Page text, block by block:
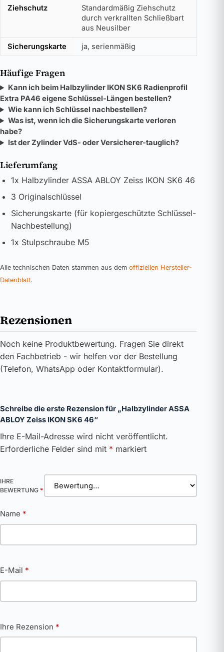
Ziehschutz
Standardmäßig Ziehschutz
durch verkrallten Schließbart
aus Neusilber
Sicherungskarte ja, serienmäßig
Häufige Fragen
Kann ich beim Halbzylinder IKON SK6 Radienprofil
Extra PA46 eigene Schlüssel-Längen bestellen?
Wie kann ich Schlüssel nachbestellen?
Was ist, wenn ich die Sicherungskarte verloren
habe?
Ist der Zylinder VdS- oder Versicherer-tauglich?
Lieferumfang
1x Halbzylinder ASSA ABLOY Zeiss IKON SK6 46
3 Originalschlüssel
Sicherungskarte (für kopiergeschützte Schlüssel-
Nachbestellung)
1x Stulpschraube M5
Alle technischen Daten stammen aus dem offiziellen Hersteller-
Datenblatt.
Rezensionen
Noch keine Produktbewertung. Fragen Sie direkt
den Fachbetrieb - wir helfen vor der Bestellung
(Telefon, WhatsApp oder Kontaktformular).
Schreibe die erste Rezension für „Halbzylinder ASSA
ABLOY Zeiss IKON SK6 46“
Ihre E-Mail-Adresse wird nicht veröffentlicht.
Erforderliche Felder sind mit * markiert
IHRE
BEWERTUNG *
Name *
E-Mail *
Ihre Rezension *